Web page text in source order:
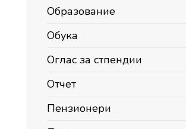
Образование
Обука
Оглас за стпендии
Отчет
Пензионери